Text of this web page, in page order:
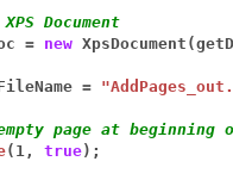
Document
= new
=
page at beginning
(1, true);